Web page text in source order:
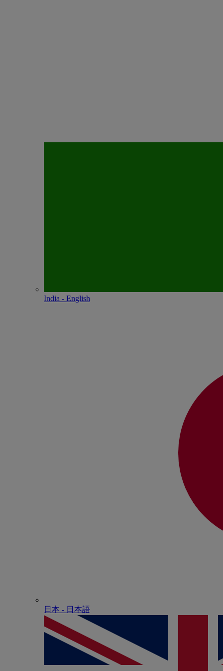
India - English
日本 - ⽇本語